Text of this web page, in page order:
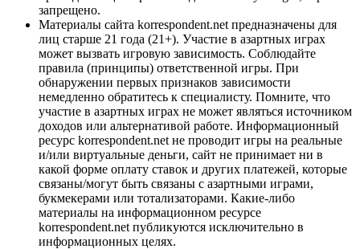
запрещено.
Материалы сайта korrespondent.net предназначены для
лиц старше 21 года (21+). Участие в азартных играх
может вызвать игровую зависимость. Соблюдайте
правила (принципы) ответственной игры. При
обнаружении первых признаков зависимости
немедленно обратитесь к специалисту. Помните, что
участие в азартных играх не может являться источником
доходов или альтернативой работе. Информационный
ресурс korrespondent.net не проводит игры на реальные
и/или виртуальные деньги, сайт не принимает ни в
какой форме оплату ставок и других платежей, которые
связаны/могут быть связаны с азартными играми,
букмекерами или тотализаторами. Какие-либо
материалы на информационном ресурсе
korrespondent.net публикуются исключительно в
информационных целях.